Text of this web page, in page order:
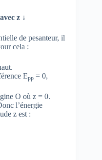
z ↓
de pesanteur, il
cela :
Epp = 0,
O où z = 0.
l’énergie
z est :